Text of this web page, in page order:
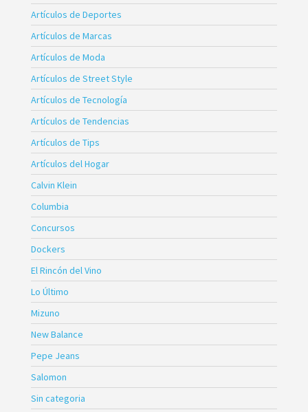
Artículos de Deportes
Artículos de Marcas
Artículos de Moda
Artículos de Street Style
Artículos de Tecnología
Artículos de Tendencias
Artículos de Tips
Artículos del Hogar
Calvin Klein
Columbia
Concursos
Dockers
El Rincón del Vino
Lo Último
Mizuno
New Balance
Pepe Jeans
Salomon
Sin categoria